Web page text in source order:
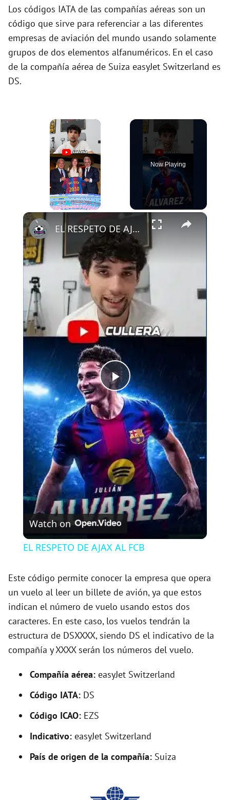
Los códigos IATA de las compañías aéreas son un
código que sirve para referenciar a las diferentes
empresas de aviación del mundo usando solamente
grupos de dos elementos alfanuméricos. En el caso
de la compañía aérea de Suiza easyJet Switzerland es
DS.
×
Now Playing
×
P
l
a
y
V
i
d
e
o
EL RESPETO DE AJAX AL FCB
Watch on
EL RESPETO DE AJAX AL FCB
Este código permite conocer la empresa que opera
un vuelo al leer un billete de avión, ya que estos
indican el número de vuelo usando estos dos
caracteres. En este caso, los vuelos tendrán la
estructura de DSXXXX, siendo DS el indicativo de la
compañía y XXXX serán los números del vuelo.
Compañía aérea: easyJet Switzerland
Código IATA: DS
Código ICAO: EZS
Indicativo: easyJet Switzerland
País de origen de la compañía: Suiza